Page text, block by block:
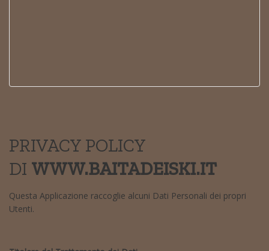
PRIVACY POLICY
DI WWW.BAITADEISKI.IT
Questa Applicazione raccoglie alcuni Dati Personali dei propri
Utenti.